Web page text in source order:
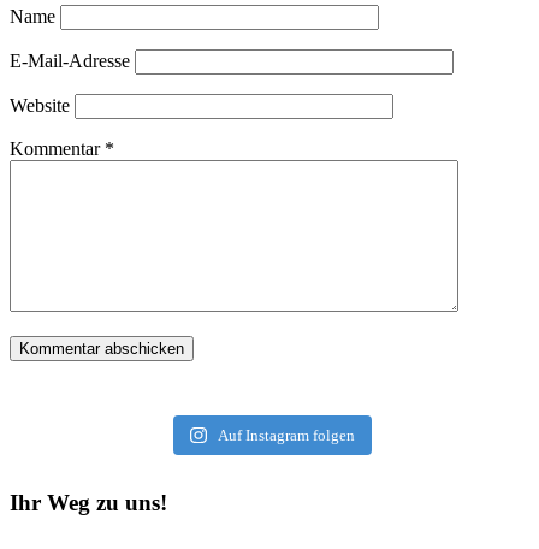
Name
E-Mail-Adresse
Website
Kommentar *
Auf Instagram folgen
Ihr Weg zu uns!